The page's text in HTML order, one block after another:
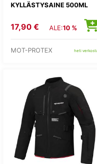
KYLLÄSTYSAINE 500ML
17,90 € ALE:10 %
MOT-PROTEX heti